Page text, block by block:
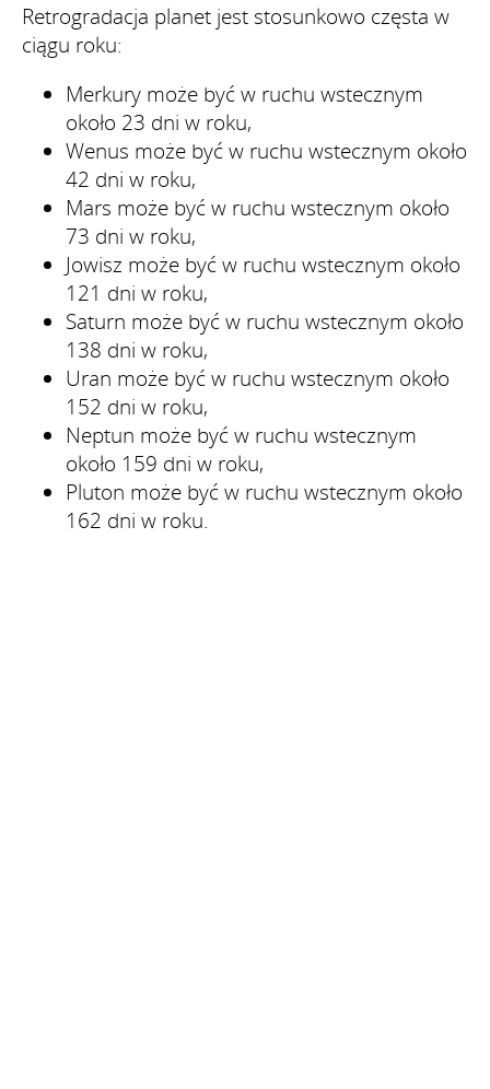
Retrogradacja planet jest stosunkowo częsta w
ciągu roku:
Merkury może być w ruchu wstecznym
około 23 dni w roku,
Wenus może być w ruchu wstecznym około
42 dni w roku,
Mars może być w ruchu wstecznym około
73 dni w roku,
Jowisz może być w ruchu wstecznym około
121 dni w roku,
Saturn może być w ruchu wstecznym około
138 dni w roku,
Uran może być w ruchu wstecznym około
152 dni w roku,
Neptun może być w ruchu wstecznym
około 159 dni w roku,
Pluton może być w ruchu wstecznym około
162 dni w roku.